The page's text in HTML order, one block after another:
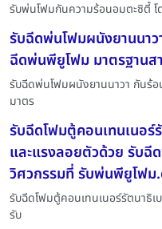
รับพ่นโฟมกันความร้อนอมตะซิตี้
รับฉีดพ่นโฟมผนังยานนาว
ฉีดพ่นพียูโฟม มาตรฐาน
รับฉีดพ่นโฟมผนังยานนาวา กันร้
มาตร
รับฉีดโฟมตู้คอนเทนเนอร์
และแรงลอยตัวด้วย รับฉี
วิศวกรรมที่ รับพ่นพียูโฟม
รับฉีดโฟมตู้คอนเทนเนอร์รัตนาธิ
รับ